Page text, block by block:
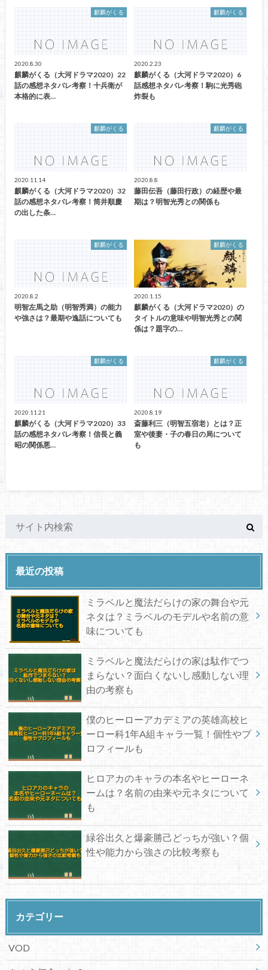
麒麟がくる
2020.8.30
麒麟がくる（大河ドラマ2020）22
話の感想ネタバレ考察！十兵衛が
本格的に表…
麒麟がくる
2020.2.23
麒麟がくる（大河ドラマ2020）6
話感想ネタバレ考察！駒に光秀砲
炸裂も
麒麟がくる
2020.11.14
麒麟がくる（大河ドラマ2020）32
話の感想ネタバレ考察！筒井順慶
の出した条…
麒麟がくる
2020.8.8
藤田伝吾（藤田行政）の経歴や最
期は？明智光秀との関係も
麒麟がくる
2020.8.2
明智左馬之助（明智秀満）の能力
や強さは？最期や逸話についても
麒麟がくる
2020.1.15
麒麟がくる（大河ドラマ2020）の
タイトルの意味や明智光秀との関
係は？題字の…
麒麟がくる
2020.11.21
麒麟がくる（大河ドラマ2020）33
話の感想ネタバレ考察！信長と義
昭の関係悪…
麒麟がくる
2020.8.19
斎藤利三（明智五宿老）とは？正
室や後妻・子の春日の局について
も
最近の投稿
ミラベルと魔法だらけの家の舞台や元
ネタは？ミラベルのモデルや名前の意
味についても
ミラベルと魔法だらけの家は駄作でつ
まらない？面白くないし感動しない理
由の考察も
僕のヒーローアカデミアの英雄高校ヒ
ーロー科1年A組キャラ一覧！個性やプ
ロフィールも
ヒロアカのキャラの本名やヒーローネ
ームは？名前の由来や元ネタについて
も
緑谷出久と爆豪勝己どっちが強い？個
性や能力から強さの比較考察も
カテゴリー
VOD